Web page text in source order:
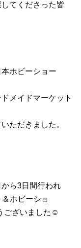
てくださった皆
ホビーショー
メイドマーケット
ただきました。
ら3日間行われ
ホビーショ
ございました☺